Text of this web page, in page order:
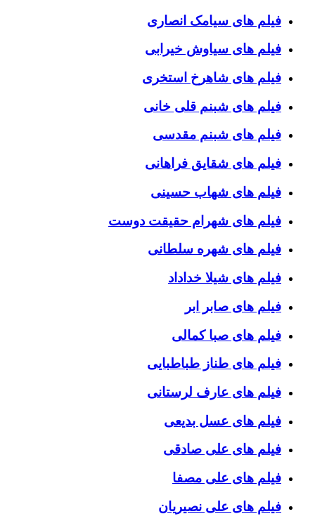
فیلم های سیامک انصاری
فیلم های سیاوش خیرابی
فیلم های شاهرخ استخری
فیلم های شبنم قلی خانی
فیلم های شبنم مقدسی
فیلم های شقایق فراهانی
فیلم های شهاب حسینی
فیلم های شهرام حقیقت دوست
فیلم های شهره سلطانی
فیلم های شیلا خداداد
فیلم های صابر ابر
فیلم های صبا کمالی
فیلم های طناز طباطبایی
فیلم های عارف لرستانی
فیلم های عسل بدیعی
فیلم های علی صادقی
فیلم های علی مصفا
فیلم های علی نصیریان